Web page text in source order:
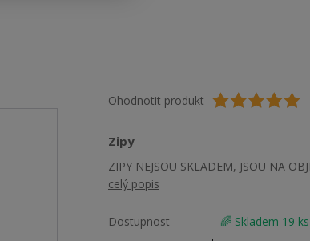
Ohodnotit produkt
Zipy
ZIPY NEJSOU SKLADEM, JSOU NA
celý popis
Dostupnost 🌈 Skladem 19 ks